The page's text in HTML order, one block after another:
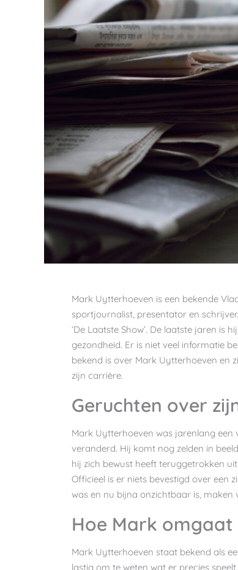
Mark Uytterhoeven is een bekende
sportjournalist, presentator en
‘De Laatste Show’. De laatste jaren is
gezondheid. Er is niet veel informatie
bekend is over Mark Uytterhoeven en
zijn carrière.
Geruchten over
Mark Uytterhoeven was jarenlang een
veranderd. Hij komt nog zelden in
hij zich bewust heeft teruggetrokken
Officieel is er niets bevestigd over een
was en nu bijna onzichtbaar is, maken
Hoe Mark
Mark Uytterhoeven staat bekend als
lastig om te weten wat er precies